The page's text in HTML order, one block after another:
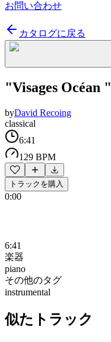
お問い合わせ
カタログに戻る
"Visages Océan "
byDavid Recoing
classical
6:41
129 BPM
トラックを購入
0:00
6:41
楽器
piano
その他のタグ
instrumental
似たトラック